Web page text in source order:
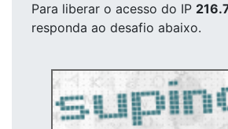
Para liberar o acesso do IP
responda ao desafio abaixo.